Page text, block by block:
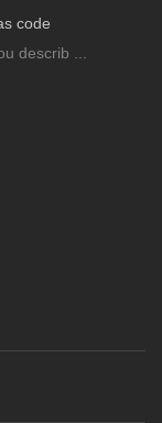
code
describ ...